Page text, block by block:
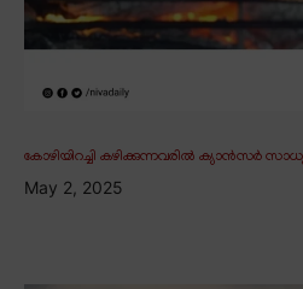
കോഴിയിറച്ചി കഴിക്കുന്നവരിൽ ക്യാൻസർ
May 2, 2025